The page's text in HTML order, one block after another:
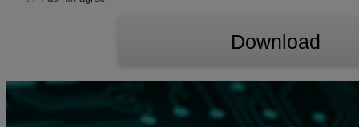
Download